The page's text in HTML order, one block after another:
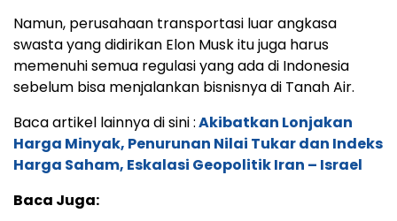
Namun, perusahaan transportasi luar angkasa
swasta yang didirikan Elon Musk itu juga harus
memenuhi semua regulasi yang ada di Indonesia
sebelum bisa menjalankan bisnisnya di Tanah Air.
Baca artikel lainnya di sini :Akibatkan Lonjakan
Harga Minyak, Penurunan Nilai Tukar dan Indeks
Harga Saham, Eskalasi Geopolitik Iran – Israel
Baca Juga: